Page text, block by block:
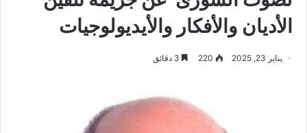
الأديان والأفكار والأيديولوجيات
يناير 23, 2025 220